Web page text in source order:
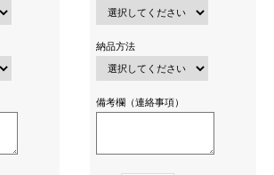
納品方法
備考欄（連絡事項）